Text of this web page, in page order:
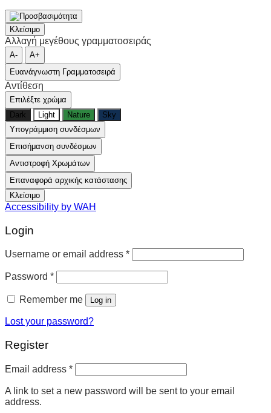
Κλείσιμο
Αλλαγή μεγέθους γραμματοσειράς
A-
A+
Ευανάγνωστη Γραμματοσειρά
Αντίθεση
Επιλέξτε χρώμα
Dark
Light Nature
Sky
Υπογράμμιση συνδέσμων
Επισήμανση συνδέσμων
Αντιστροφή Χρωμάτων
Επαναφορά αρχικής κατάστασης
Κλείσιμο
Accessibility by WAH
Login
Username or email address *
Password *
Remember me Log in
Lost your password?
Register
Email address *
A link to set a new password will be sent to your email
address.